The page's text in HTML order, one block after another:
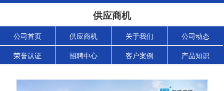
供应商机
公司首页 供应商机 关于我们 公司动态
荣誉认证 招聘中心 客户案例 产品知识